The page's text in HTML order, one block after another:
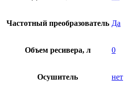
Частотный преобразователь Да
Объем ресивера, л 0
Осушитель нет